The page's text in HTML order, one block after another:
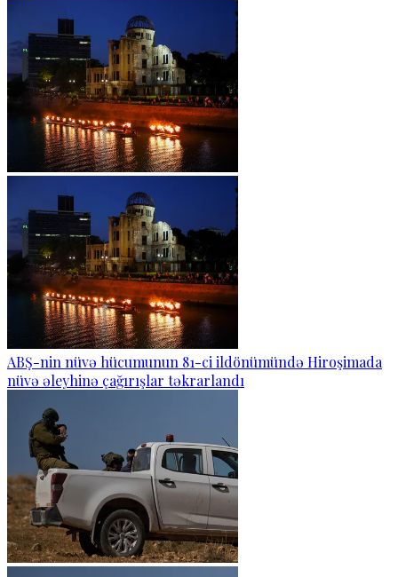
ABŞ-nin nüvə hücumunun 81-ci ildönümündə Hiroşimada
nüvə əleyhinə çağırışlar təkrarlandı